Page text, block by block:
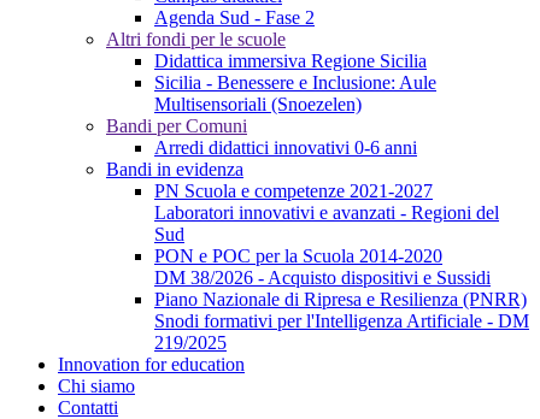
Agenda Sud - Fase 2
Altri fondi per le scuole
Didattica immersiva Regione Sicilia
Sicilia - Benessere e Inclusione: Aule
Multisensoriali (Snoezelen)
Bandi per Comuni
Arredi didattici innovativi 0-6 anni
Bandi in evidenza
PN Scuola e competenze 2021-2027
Laboratori innovativi e avanzati - Regioni del
Sud
PON e POC per la Scuola 2014-2020
DM 38/2026 - Acquisto dispositivi e Sussidi
Piano Nazionale di Ripresa e Resilienza (PNRR)
Snodi formativi per l'Intelligenza Artificiale - DM
219/2025
Innovation for education
Chi siamo
Contatti